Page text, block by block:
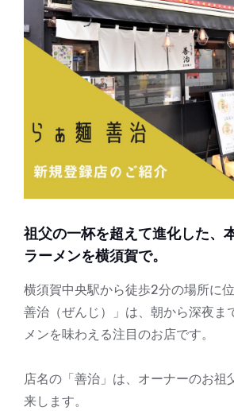
祖父の一杯を超えて進化した、
ラーメンを横須賀で。
横須賀中央駅から徒歩2分の場所に
善治（ぜんじ）」は、朝から深夜ま
メンを味わえる注目のお店です。
店名の「善治」は、オーナーのお祖
来します。